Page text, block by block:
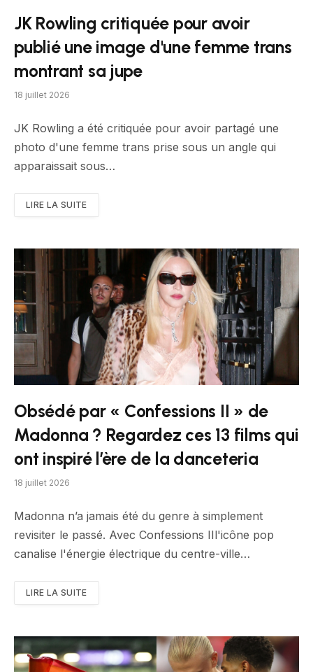
JK Rowling critiquée pour avoir
publié une image d'une femme trans
montrant sa jupe
18 juillet 2026
JK Rowling a été critiquée pour avoir partagé une
photo d'une femme trans prise sous un angle qui
apparaissait sous…
LIRE LA SUITE
Obsédé par « Confessions II » de
Madonna ? Regardez ces 13 films qui
ont inspiré l’ère de la danceteria
18 juillet 2026
Madonna n’a jamais été du genre à simplement
revisiter le passé. Avec Confessions IIl'icône pop
canalise l'énergie électrique du centre-ville…
LIRE LA SUITE